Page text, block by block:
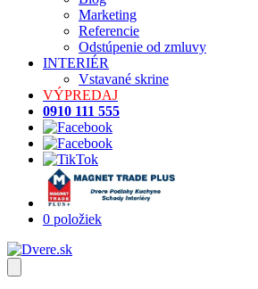
Marketing
Referencie
Odstúpenie od zmluvy
INTERIÉR
Vstavané skrine
VÝPREDAJ
0910 111 555
0 položiek